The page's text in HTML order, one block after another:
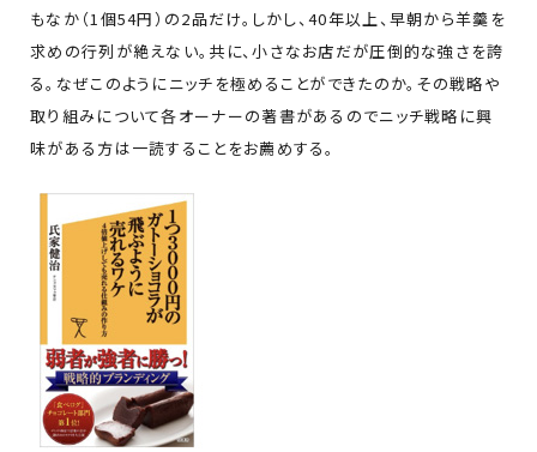
もなか（1個54円）の2品だけ。しかし、40年以上、早朝から羊羹を
求めの行列が絶えない。共に、小さなお店だが圧倒的な強さを誇
る。なぜこのようにニッチを極めることができたのか。その戦略や
取り組みについて各オーナーの著書があるのでニッチ戦略に興
味がある方は一読することをお薦めする。